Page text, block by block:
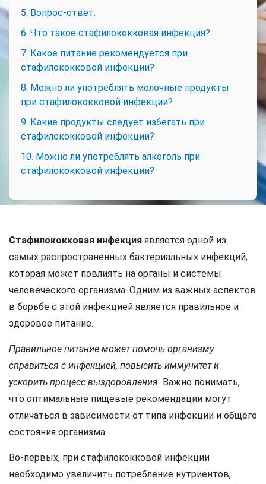
5. Вопрос-ответ:
6. Что такое стафилококковая инфекция?
7. Какое питание рекомендуется при
стафилококковой инфекции?
8. Можно ли употреблять молочные продукты
при стафилококковой инфекции?
9. Какие продукты следует избегать при
стафилококковой инфекции?
10. Можно ли употреблять алкоголь при
стафилококковой инфекции?
Стафилококковая инфекция является одной из
самых распространенных бактериальных инфекций,
которая может повлиять на органы и системы
человеческого организма. Одним из важных аспектов
в борьбе с этой инфекцией является правильное и
здоровое питание.
Правильное питание может помочь организму
справиться с инфекцией, повысить иммунитет и
ускорить процесс выздоровления. Важно понимать,
что оптимальные пищевые рекомендации могут
отличаться в зависимости от типа инфекции и общего
состояния организма.
Во-первых, при стафилококковой инфекции
необходимо увеличить потребление нутриентов,